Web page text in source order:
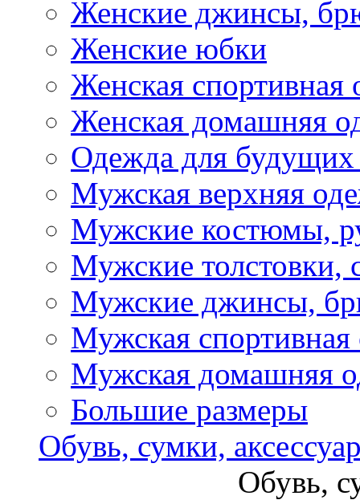
Женские джинсы,
Женские юбки
Женская спортивная
Женская домашняя
Одежда для
Мужская верхняя
Мужские костюмы,
Мужские толстовки,
Мужские джинсы,
Мужская спортивная
Мужская домашняя
Большие размеры
Обувь, сумки,
Обувь,